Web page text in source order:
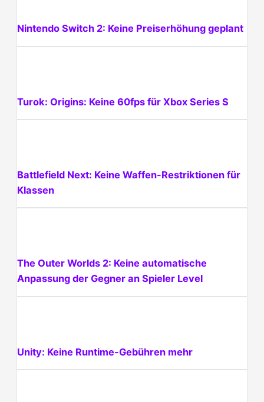
Nintendo Switch 2: Keine Preiserhöhung geplant
Turok: Origins: Keine 60fps für Xbox Series S
Battlefield Next: Keine Waffen-Restriktionen für
Klassen
The Outer Worlds 2: Keine automatische
Anpassung der Gegner an Spieler Level
Unity: Keine Runtime-Gebühren mehr